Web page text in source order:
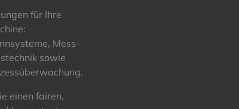
für Ihre
Mess-
sowie
einen fairen,